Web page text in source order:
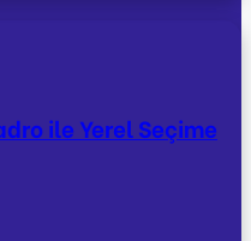
ile Yerel Seçime